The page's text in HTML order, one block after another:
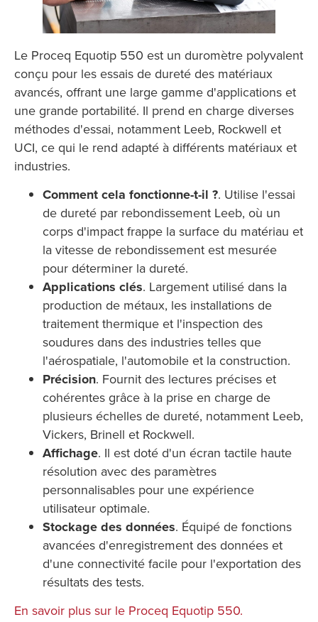
Le Proceq Equotip 550 est un duromètre polyvalent
conçu pour les essais de dureté des matériaux
avancés, offrant une large gamme d'applications et
une grande portabilité. Il prend en charge diverses
méthodes d'essai, notamment Leeb, Rockwell et
UCI, ce qui le rend adapté à différents matériaux et
industries.
Comment cela fonctionne-t-il ?. Utilise l'essai
de dureté par rebondissement Leeb, où un
corps d'impact frappe la surface du matériau et
la vitesse de rebondissement est mesurée
pour déterminer la dureté.
Applications clés. Largement utilisé dans la
production de métaux, les installations de
traitement thermique et l'inspection des
soudures dans des industries telles que
l'aérospatiale, l'automobile et la construction.
Précision. Fournit des lectures précises et
cohérentes grâce à la prise en charge de
plusieurs échelles de dureté, notamment Leeb,
Vickers, Brinell et Rockwell.
Affichage. Il est doté d'un écran tactile haute
résolution avec des paramètres
personnalisables pour une expérience
utilisateur optimale.
Stockage des données. Équipé de fonctions
avancées d'enregistrement des données et
d'une connectivité facile pour l'exportation des
résultats des tests.
En savoir plus sur le Proceq Equotip 550.